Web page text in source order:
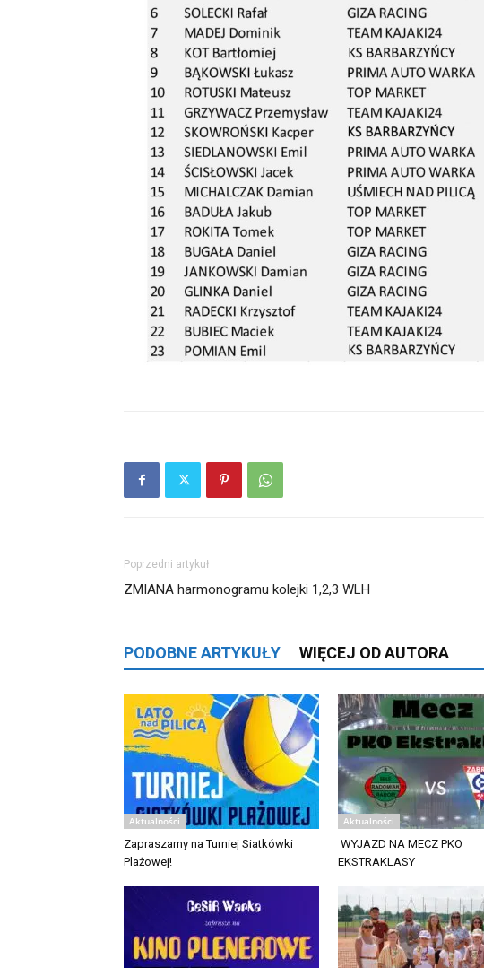
Poprzedni artykuł
ZMIANA harmonogramu kolejki 1,2,3 WLH
PODOBNE ARTYKUŁY WIĘCEJ OD AUTORA
Aktualności
Zapraszamy na Turniej Siatkówki
Plażowej!
Aktualności
WYJAZD NA MECZ PKO
EKSTRAKLASY